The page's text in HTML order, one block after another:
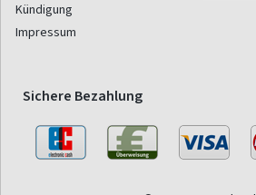
Kündigung
Impressum
Sichere Bezahlung